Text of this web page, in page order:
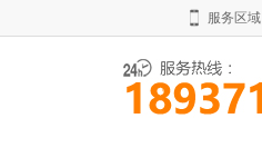
服务区域